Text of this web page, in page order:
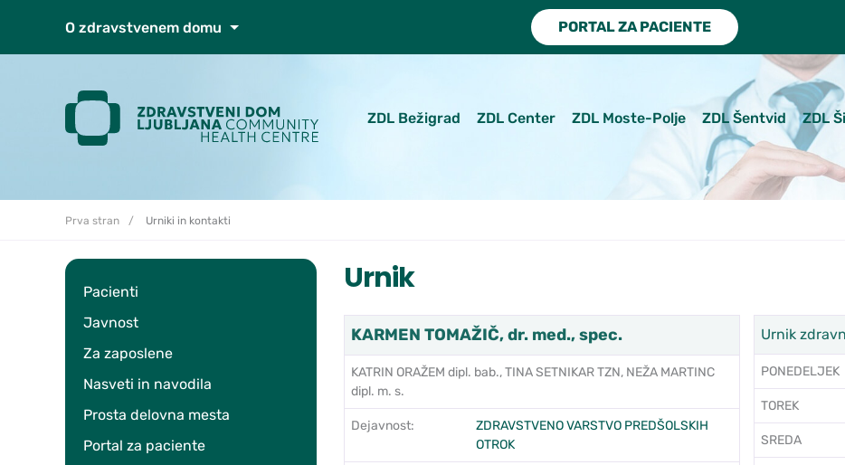
O zdravstvenem domu
PORTAL ZA PACIENTE
ZDL Bežigrad ZDL Center ZDL Moste-Polje ZDL Šentvid ZDL
Prva stran Urniki in kontakti
Pacienti
Javnost
Za zaposlene
Nasveti in navodila
Prosta delovna mesta
Portal za paciente
Urnik
KARMEN TOMAŽIČ, dr. med., spec.
KATRIN ORAŽEM dipl. bab., TINA SETNIKAR TZN, NEŽA MARTINC
dipl. m. s.
Dejavnost:
ZDRAVSTVENO VARSTVO PREDŠOLSKIH
OTROK
Urnik
PONEDELJEK
TOREK
SREDA